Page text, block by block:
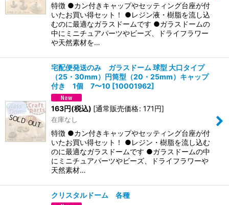
特徴 ●カン付きキャップやセッティング台座が付
いたお買い得セット！ ●レジン液・樹脂を流し込
むのに最適なガラスドームです ●ガラスドームの
中にミニチュアパーツやビーズ、ドライフラワー
や天然素材を…
宅配便発送のみ ガラスドーム 球型 大口タイプ
（25・30mm）円筒型（20・25mm）キャップ
付き 1個 7〜10 [10001962]
163円(税込) [通常販売価格: 171円]
在庫なし
特徴 ●カン付きキャップやセッティング台座が付
いたお買い得セット！ ●レジン・樹脂を流し込む
のに最適なガラスドームです ●ガラスドームの中
にミニチュアパーツやビーズ、ドライフラワーや
天然素材…
クリスタルドーム 各種